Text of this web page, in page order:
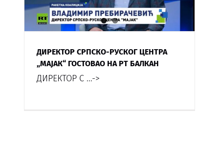
ДИРЕКТОР СРПСКО-РУСКОГ ЦЕНТРА
„МАЈАК“ ГОСТОВАО НА РТ БАЛКАН
ДИРЕКТОР С ...->